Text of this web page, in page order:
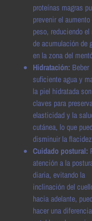
proteínas magras
prevenir el aumento
peso, reduciendo
de acumulación de
en la zona del
Hidratación: Beber
suficiente agua y
la piel hidratada son
claves para
elasticidad y la
cutánea, lo que
disminuir la
Cuidado postural:
atención a la
diaria, evitando la
inclinación del
hacia adelante,
hacer una diferencia